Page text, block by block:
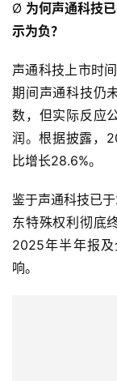
Ø 为何声通科技
示为负？
声通科技上市时
期间声通科技仍
数，但实际反应
润。根据披露，
比增长28.6%。
鉴于声通科技已
东特殊权利彻底
2025年半年报
响。